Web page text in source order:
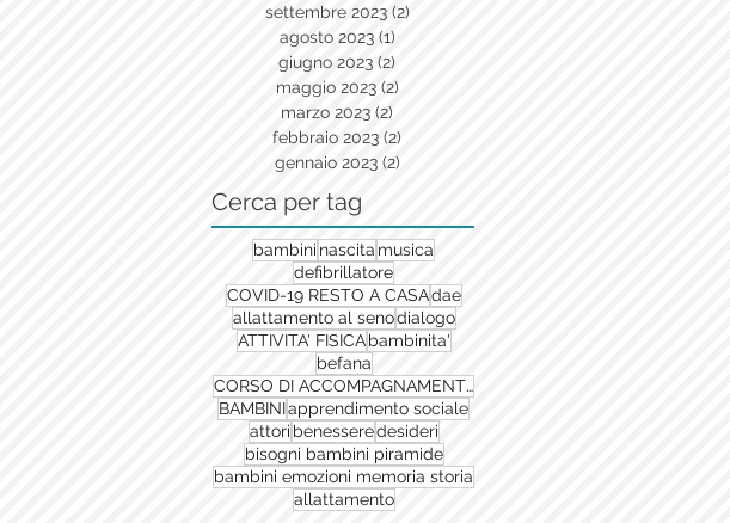
settembre 2023 (2)2 post
agosto 2023 (1)
giugno 2023 (2)
maggio 2023 (2)
marzo 2023 (2)
febbraio 2023 (2)
gennaio 2023 (2)
Cerca per tag
bambini nascita musica
defibrillatore
COVID-19 RESTO A CASAdae
allattamento al senodialogo
ATTIVITA' FISICA bambinita'
befana
CORSO DI ACCOMPAGNAMENTO ALLA NASCITA
BAMBINIapprendimento sociale
attori benesseredesideri
bisogni bambini piramide
bambini emozioni memoria storia
allattamento